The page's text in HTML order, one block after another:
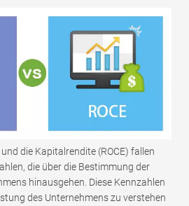
die Kapitalrendite (ROCE) fallen
die über die Bestimmung der
hinausgehen. Diese Kennzahlen
des Unternehmens zu verstehen